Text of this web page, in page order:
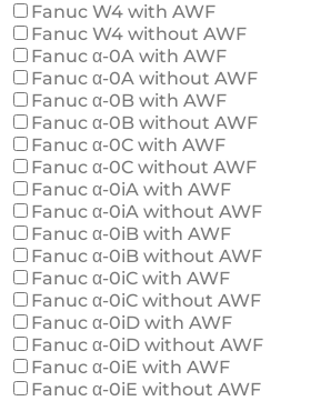
Fanuc W4 with AWF
Fanuc W4 without AWF
Fanuc α-0A with AWF
Fanuc α-0A without AWF
Fanuc α-0B with AWF
Fanuc α-0B without AWF
Fanuc α-0C with AWF
Fanuc α-0C without AWF
Fanuc α-0iA with AWF
Fanuc α-0iA without AWF
Fanuc α-0iB with AWF
Fanuc α-0iB without AWF
Fanuc α-0iC with AWF
Fanuc α-0iC without AWF
Fanuc α-0iD with AWF
Fanuc α-0iD without AWF
Fanuc α-0iE with AWF
Fanuc α-0iE without AWF